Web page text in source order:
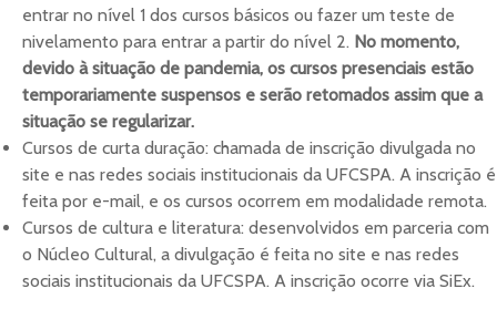
entrar no nível 1 dos cursos básicos ou fazer um teste de
nivelamento para entrar a partir do nível 2. No momento,
devido à situação de pandemia, os cursos presenciais estão
temporariamente suspensos e serão retomados assim que a
situação se regularizar.
Cursos de curta duração: chamada de inscrição divulgada no
site e nas redes sociais institucionais da UFCSPA. A inscrição é
feita por e-mail, e os cursos ocorrem em modalidade remota.
Cursos de cultura e literatura: desenvolvidos em parceria com
o Núcleo Cultural, a divulgação é feita no site e nas redes
sociais institucionais da UFCSPA. A inscrição ocorre via SiEx.